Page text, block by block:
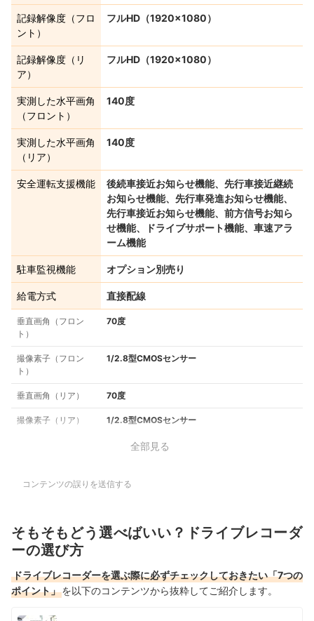
記録解像度（フロ
ント）
フルHD（1920×1080）
記録解像度（リ
ア）
フルHD（1920×1080）
実測した水平画角
（フロント）
140度
実測した水平画角
（リア）
140度
安全運転支援機能
後続車接近お知らせ機能、先行車接近継続
お知らせ機能、先行車発進お知らせ機能、
先行車接近お知らせ機能、前方信号お知ら
せ機能、ドライブサポート機能、車速アラ
ーム機能
駐車監視機能 オプション別売り
給電方式 直接配線
垂直画角（フロン
ト）
70度
撮像素子（フロン
ト）
1/2.8型CMOSセンサー
垂直画角（リア） 70度
撮像素子（リア） 1/2.8型CMOSセンサー
全部見る
コンテンツの誤りを送信する
そもそもどう選べばいい？ドライブレコーダ
ーの選び方
ドライブレコーダーを選ぶ際に必ずチェックしておきたい「7つの
ポイント」を以下のコンテンツから抜粋してご紹介します。